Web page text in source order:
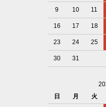
9 10 11
16 17 18
23 24 25
30 31
日
月 火